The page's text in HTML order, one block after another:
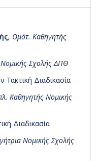
, Ομότ. Καθηγητής
Σχολής ΔΠΘ
Διαδικασία
Καθηγητής Νομικής
Διαδικασία
Νομικής Σχολής